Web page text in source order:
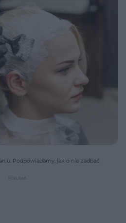
Podpowiadamy, jak o nie zadbać